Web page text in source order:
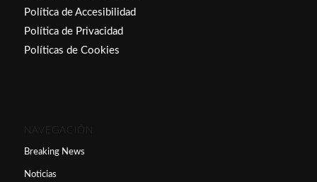
Política de Accesibilidad
Política de Privacidad
Políticas de Cookies
NAVEGACIÓN
Breaking News
Noticias